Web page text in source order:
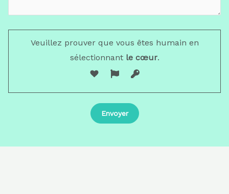
Veuillez prouver que vous êtes humain en
sélectionnantle cœur.